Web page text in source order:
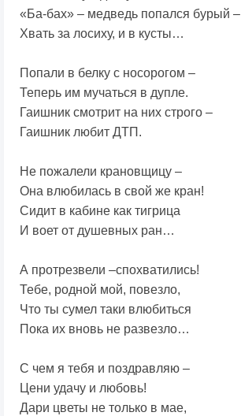
«Ба-бах» – медведь попался бурый –
Хвать за лосиху, и в кусты…
Попали в белку с носорогом –
Теперь им мучаться в дупле.
Гаишник смотрит на них строго –
Гаишник любит ДТП.
Не пожалели крановщицу –
Она влюбилась в свой же кран!
Сидит в кабине как тигрица
И воет от душевных ран…
А протрезвели –спохватились!
Тебе, родной мой, повезло,
Что ты сумел таки влюбиться
Пока их вновь не развезло…
С чем я тебя и поздравляю –
Цени удачу и любовь!
Дари цветы не только в мае,